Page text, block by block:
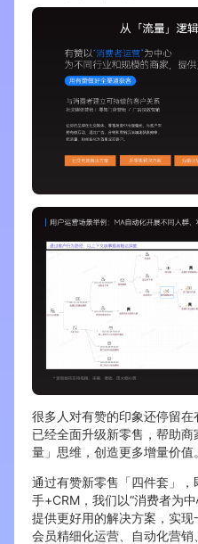
很多人对有赞的印象还停留
已经全面升级新零售，帮助
量」思维，创造更多增量价值。
通过有赞新零售「四件套」
手+CRM，我们以“消费者为
提供更好用的解决方案，实现
会员精细化运营、自动化营